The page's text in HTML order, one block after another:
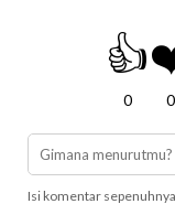
👍
0 0
Isi komentar